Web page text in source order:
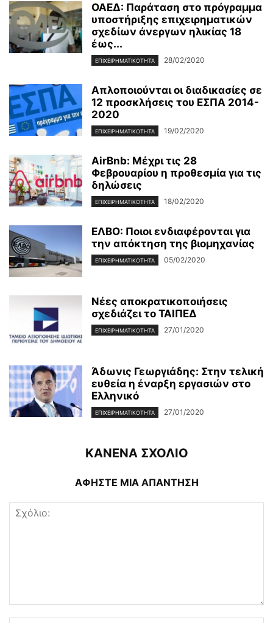
ΟΑΕΔ: Παράταση στο πρόγραμμα
υποστήριξης επιχειρηματικών
σχεδίων άνεργων ηλικίας 18
έως...
ΕΠΙΧΕΙΡΗΜΑΤΙΚΌΤΗΤΑ 28/02/2020
Απλοποιούνται οι διαδικασίες σε
12 προσκλήσεις του ΕΣΠΑ 2014-
2020
ΕΠΙΧΕΙΡΗΜΑΤΙΚΌΤΗΤΑ 19/02/2020
AirBnb: Μέχρι τις 28
Φεβρουαρίου η προθεσμία για τις
δηλώσεις
ΕΠΙΧΕΙΡΗΜΑΤΙΚΌΤΗΤΑ 18/02/2020
ΕΛΒΟ: Ποιοι ενδιαφέρονται για
την απόκτηση της βιομηχανίας
ΕΠΙΧΕΙΡΗΜΑΤΙΚΌΤΗΤΑ 05/02/2020
Νέες αποκρατικοποιήσεις
σχεδιάζει το ΤΑΙΠΕΔ
ΕΠΙΧΕΙΡΗΜΑΤΙΚΌΤΗΤΑ 27/01/2020
Άδωνις Γεωργιάδης: Στην τελική
ευθεία η έναρξη εργασιών στο
Ελληνικό
ΕΠΙΧΕΙΡΗΜΑΤΙΚΌΤΗΤΑ 27/01/2020
ΚΑΝΕΝΑ ΣΧΟΛΙΟ
ΑΦΗΣΤΕ ΜΙΑ ΑΠΑΝΤΗΣΗ